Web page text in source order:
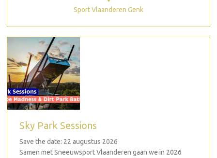
Sport Vlaanderen Genk
Sky Park Sessions
Save the date: 22 augustus 2026
Samen met Sneeuwsport Vlaanderen gaan we in 2026